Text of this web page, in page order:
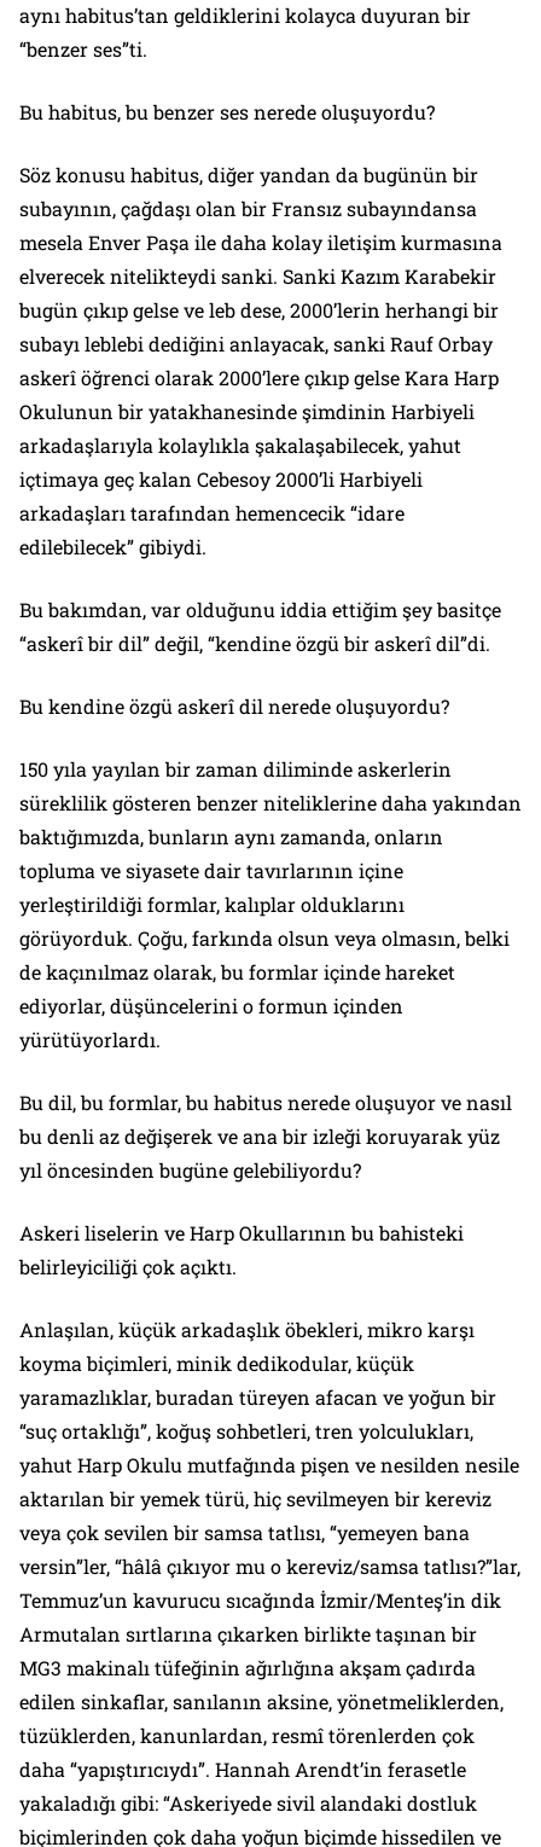
aynı habitus’tan geldiklerini kolayca duyuran bir
“benzer ses”ti.
Bu habitus, bu benzer ses nerede oluşuyordu?
Söz konusu habitus, diğer yandan da bugünün bir
subayının, çağdaşı olan bir Fransız subayındansa
mesela Enver Paşa ile daha kolay iletişim kurmasına
elverecek nitelikteydi sanki. Sanki Kazım Karabekir
bugün çıkıp gelse ve leb dese, 2000’lerin herhangi bir
subayı leblebi dediğini anlayacak, sanki Rauf Orbay
askerî öğrenci olarak 2000’lere çıkıp gelse Kara Harp
Okulunun bir yatakhanesinde şimdinin Harbiyeli
arkadaşlarıyla kolaylıkla şakalaşabilecek, yahut
içtimaya geç kalan Cebesoy 2000’li Harbiyeli
arkadaşları tarafından hemencecik “idare
edilebilecek” gibiydi.
Bu bakımdan, var olduğunu iddia ettiğim şey basitçe
“askerî bir dil” değil, “kendine özgü bir askerî dil”di.
Bu kendine özgü askerî dil nerede oluşuyordu?
150 yıla yayılan bir zaman diliminde askerlerin
süreklilik gösteren benzer niteliklerine daha yakından
baktığımızda, bunların aynı zamanda, onların
topluma ve siyasete dair tavırlarının içine
yerleştirildiği formlar, kalıplar olduklarını
görüyorduk. Çoğu, farkında olsun veya olmasın, belki
de kaçınılmaz olarak, bu formlar içinde hareket
ediyorlar, düşüncelerini o formun içinden
yürütüyorlardı.
Bu dil, bu formlar, bu habitus nerede oluşuyor ve nasıl
bu denli az değişerek ve ana bir izleği koruyarak yüz
yıl öncesinden bugüne gelebiliyordu?
Askeri liselerin ve Harp Okullarının bu bahisteki
belirleyiciliği çok açıktı.
Anlaşılan, küçük arkadaşlık öbekleri, mikro karşı
koyma biçimleri, minik dedikodular, küçük
yaramazlıklar, buradan türeyen afacan ve yoğun bir
“suç ortaklığı”, koğuş sohbetleri, tren yolculukları,
yahut Harp Okulu mutfağında pişen ve nesilden nesile
aktarılan bir yemek türü, hiç sevilmeyen bir kereviz
veya çok sevilen bir samsa tatlısı, “yemeyen bana
versin”ler, “hâlâ çıkıyor mu o kereviz/samsa tatlısı?”lar,
Temmuz’un kavurucu sıcağında İzmir/Menteş’in dik
Armutalan sırtlarına çıkarken birlikte taşınan bir
MG3 makinalı tüfeğinin ağırlığına akşam çadırda
edilen sinkaflar, sanılanın aksine, yönetmeliklerden,
tüzüklerden, kanunlardan, resmî törenlerden çok
daha “yapıştırıcıydı”. Hannah Arendt’in ferasetle
yakaladığı gibi: “Askeriyede sivil alandaki dostluk
biçimlerinden çok daha yoğun biçimde hissedilen ve